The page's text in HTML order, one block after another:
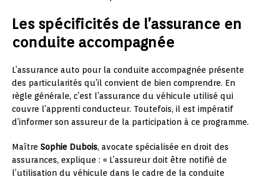
Les spécificités de l’assurance en
conduite accompagnée
L’assurance auto pour la conduite accompagnée présente
des particularités qu’il convient de bien comprendre. En
règle générale, c’est l’assurance du véhicule utilisé qui
couvre l’apprenti conducteur. Toutefois, il est impératif
d’informer son assureur de la participation à ce programme.
Maître Sophie Dubois, avocate spécialisée en droit des
assurances, explique : « L’assureur doit être notifié de
l’utilisation du véhicule dans le cadre de la conduite